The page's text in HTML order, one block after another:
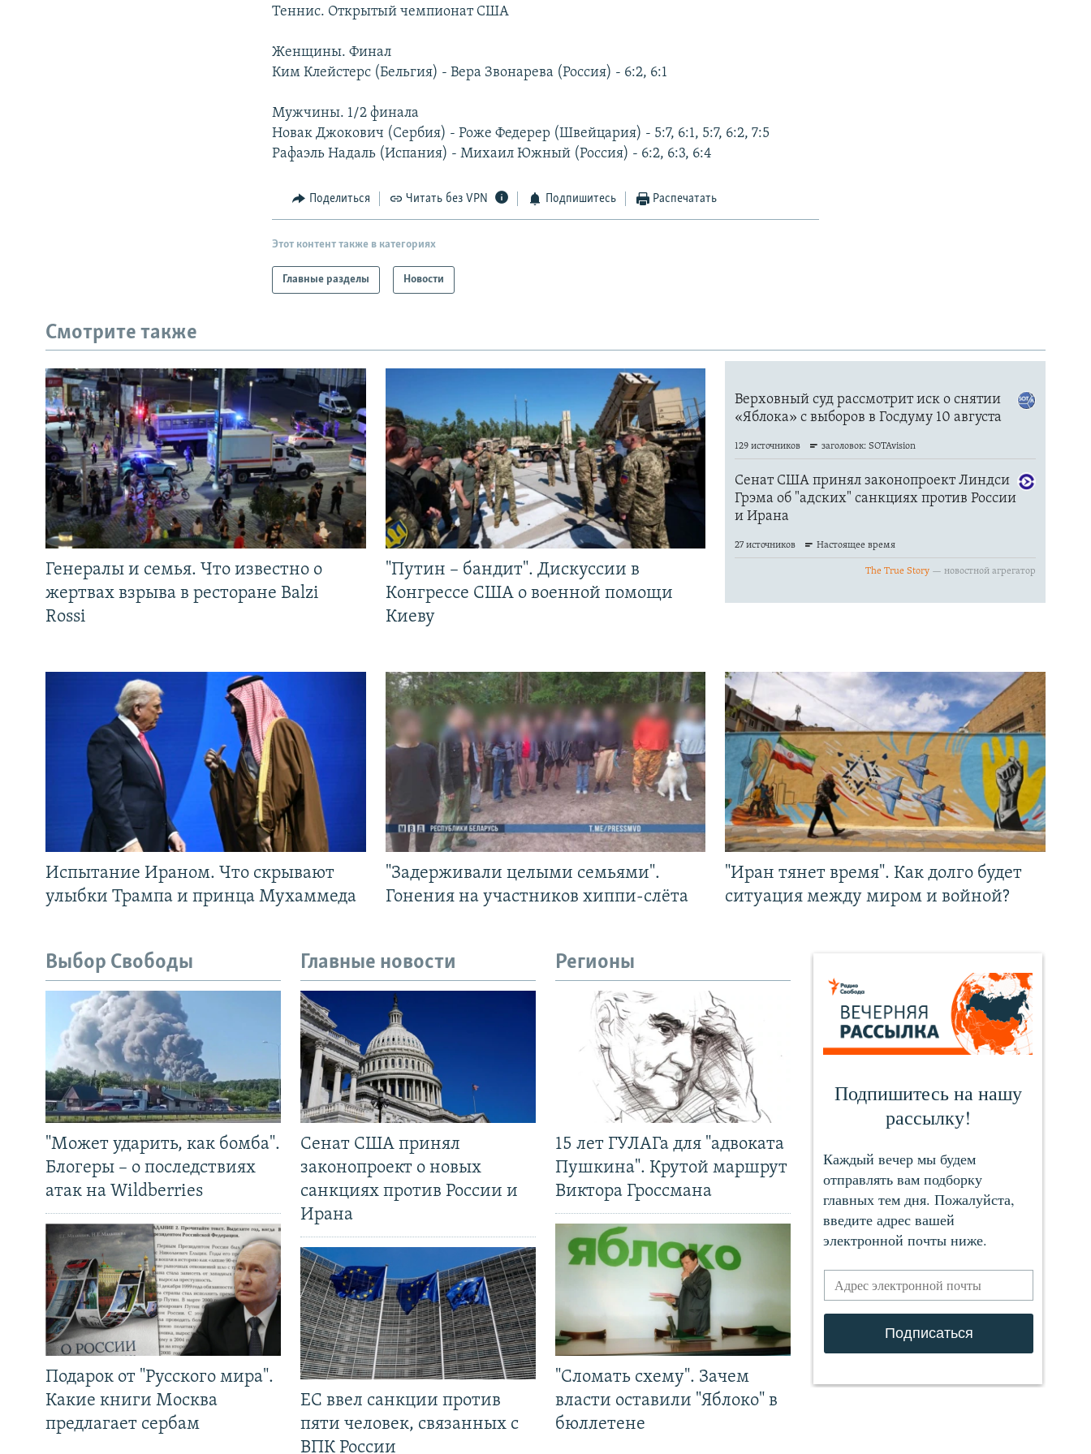
Теннис. Открытый чемпионат США
Женщины. Финал
Ким Клейстерс (Бельгия) - Вера Звонарева (Россия) - 6:2, 6:1
Мужчины. 1/2 финала
Новак Джокович (Сербия) - Роже Федерер (Швейцария) - 5:7, 6:1, 5:7, 6:2, 7:5
Рафаэль Надаль (Испания) - Михаил Южный (Россия) - 6:2, 6:3, 6:4
Поделиться Читать без VPN Подпишитесь Распечатать
Этот контент также в категориях
Главные разделы Новости
Смотрите также
Генералы и семья. Что известно о
жертвах взрыва в ресторане Balzi
Rossi
"Путин – бандит". Дискуссии в
Конгрессе США о военной помощи
Киеву
Испытание Ираном. Что скрывают
улыбки Трампа и принца Мухаммеда
"Задерживали целыми семьями".
Гонения на участников хиппи-слёта
"Иран тянет время". Как долго будет
ситуация между миром и войной?
Выбор Свободы
"Может ударить, как бомба".
Блогеры – о последствиях
атак на Wildberries
Подарок от "Русского мира".
Какие книги Москва
предлагает сербам
Главные новости
Сенат США принял
законопроект о новых
санкциях против России и
Ирана
ЕС ввел санкции против
пяти человек, связанных с
ВПК России
Регионы
15 лет ГУЛАГа для "адвоката
Пушкина". Крутой маршрут
Виктора Гроссмана
"Сломать схему". Зачем
власти оставили "Яблоко" в
бюллетене